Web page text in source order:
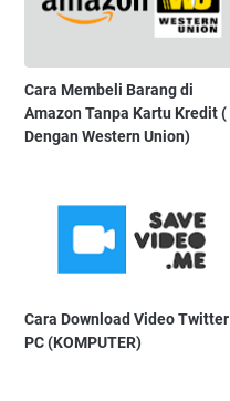
Cara Membeli Barang di
Amazon Tanpa Kartu Kredit (
Dengan Western Union)
Cara Download Video Twitter
PC (KOMPUTER)